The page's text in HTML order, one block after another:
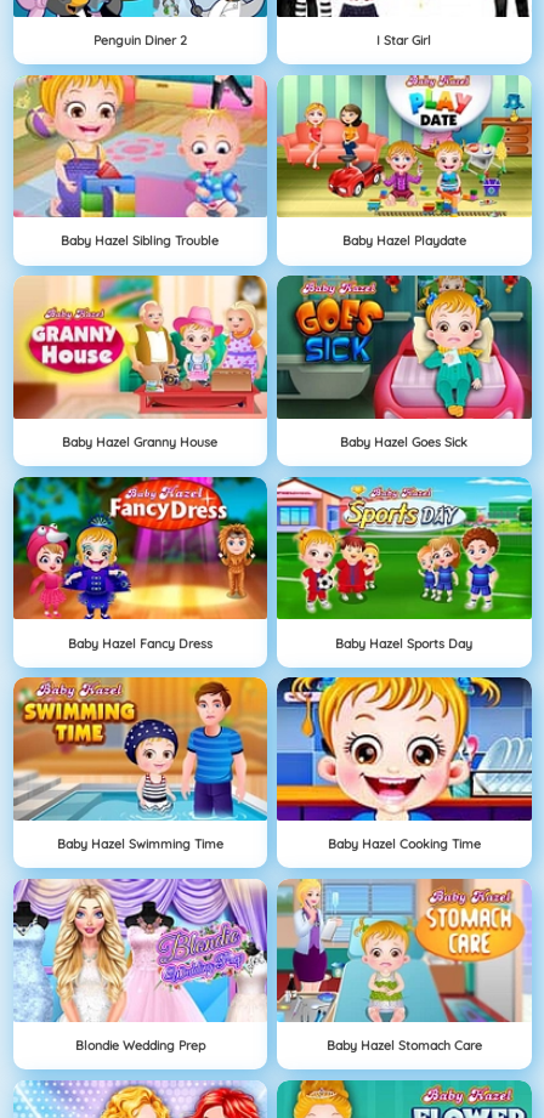
Penguin Diner 2 I Star Girl
Baby Hazel Sibling Trouble Baby Hazel Playdate
Baby Hazel Granny House Baby Hazel Goes Sick
Baby Hazel Fancy Dress Baby Hazel Sports Day
Baby Hazel Swimming Time Baby Hazel Cooking Time
Blondie Wedding Prep Baby Hazel Stomach Care